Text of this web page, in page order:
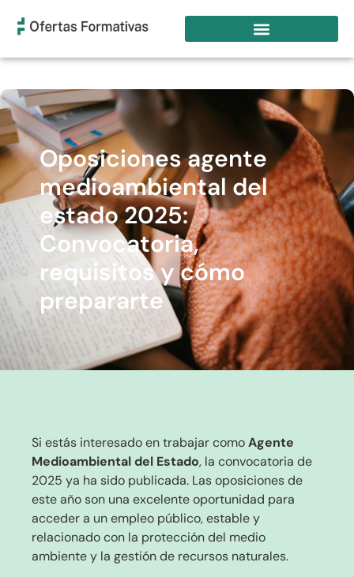
Oposiciones agente
medioambiental del
estado 2025:
Convocatoria,
requisitos y cómo
prepararte
Si estás interesado en trabajar comoAgente
Medioambiental del Estado, la convocatoria de
2025 ya ha sido publicada. Las oposiciones de
este año son una excelente oportunidad para
acceder a un empleo público, estable y
relacionado con la protección del medio
ambiente y la gestión de recursos naturales.